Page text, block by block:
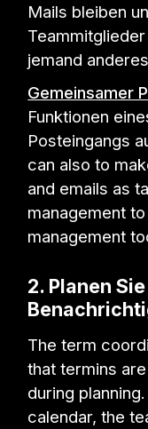
Mails bleiben
jemand
Gemeinsamer
Funktionen
Posteingangs
can also to
and emails as
management
management
2. Planen
The term
that termins
during
calendar, the